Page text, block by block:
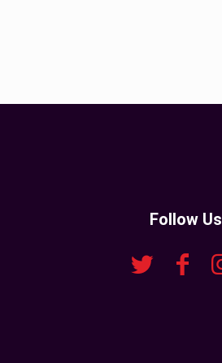
Follow Us